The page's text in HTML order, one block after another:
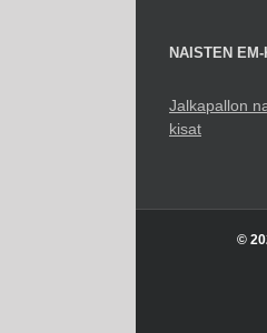
NAISTEN
Jalkapallon
kisat
©